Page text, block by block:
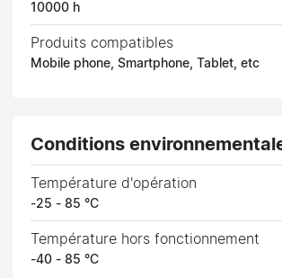
10000 h
Produits compatibles
Mobile phone, Smartphone, Tablet, etc
Conditions
Température d'opération
-25 - 85 °C
Température hors fonctionnement
-40 - 85 °C